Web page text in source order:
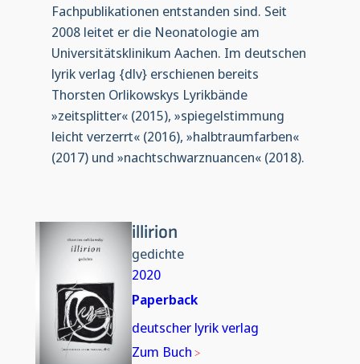
Fachpublikationen entstanden sind. Seit
2008 leitet er die Neonatologie am
Universitätsklinikum Aachen. Im deutschen
lyrik verlag {dlv} erschienen bereits
Thorsten Orlikowskys Lyrikbände
»zeitsplitter« (2015), »spiegelstimmung
leicht verzerrt« (2016), »halbtraumfarben«
(2017) und »nachtschwarznuancen« (2018).
illirion
gedichte
2020
Paperback
deutscher lyrik verlag
Zum Buch